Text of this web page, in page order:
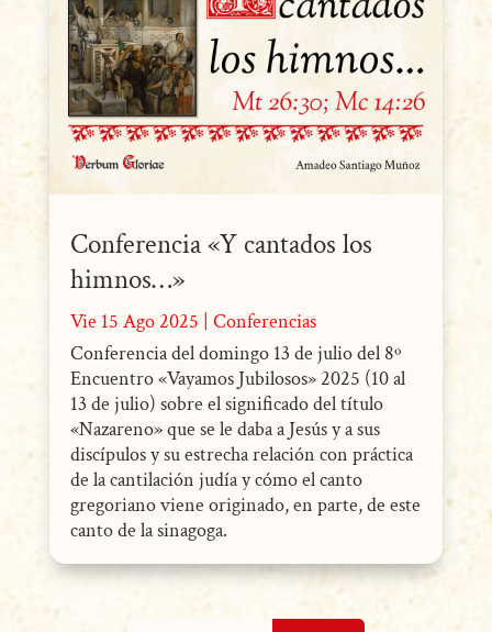
Conferencia «Y cantados los
himnos…»
Vie 15 Ago 2025
Conferencias
Conferencia del domingo 13 de julio del 8º
Encuentro «Vayamos Jubilosos» 2025 (10 al
13 de julio) sobre el significado del título
«Nazareno» que se le daba a Jesús y a sus
discípulos y su estrecha relación con práctica
de la cantilación judía y cómo el canto
gregoriano viene originado, en parte, de este
canto de la sinagoga.